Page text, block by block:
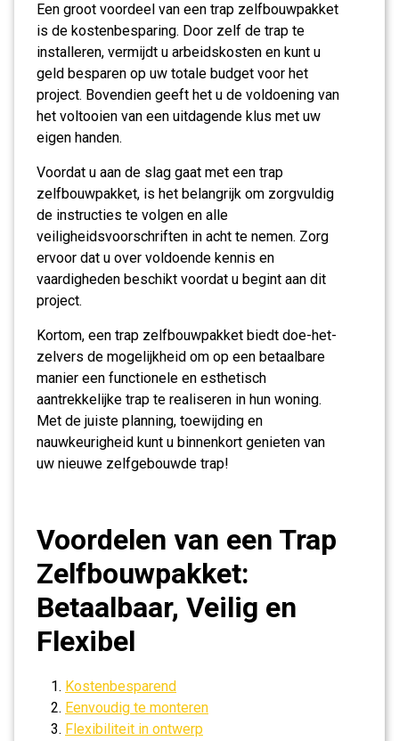
Een groot voordeel van een trap zelfbouwpakket
is de kostenbesparing. Door zelf de trap te
installeren, vermijdt u arbeidskosten en kunt u
geld besparen op uw totale budget voor het
project. Bovendien geeft het u de voldoening van
het voltooien van een uitdagende klus met uw
eigen handen.
Voordat u aan de slag gaat met een trap
zelfbouwpakket, is het belangrijk om zorgvuldig
de instructies te volgen en alle
veiligheidsvoorschriften in acht te nemen. Zorg
ervoor dat u over voldoende kennis en
vaardigheden beschikt voordat u begint aan dit
project.
Kortom, een trap zelfbouwpakket biedt doe-het-
zelvers de mogelijkheid om op een betaalbare
manier een functionele en esthetisch
aantrekkelijke trap te realiseren in hun woning.
Met de juiste planning, toewijding en
nauwkeurigheid kunt u binnenkort genieten van
uw nieuwe zelfgebouwde trap!
Voordelen van een Trap
Zelfbouwpakket:
Betaalbaar, Veilig en
Flexibel
Kostenbesparend
Eenvoudig te monteren
Flexibiliteit in ontwerp